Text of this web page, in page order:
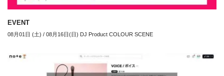
EVENT
08月01日 (土) / 08月16日(日) DJ Product COLOUR SCENE